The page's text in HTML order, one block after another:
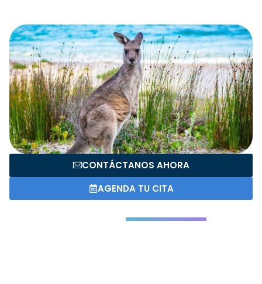
CONTÁCTANOS AHORA
AGENDA TU CITA
tus datos